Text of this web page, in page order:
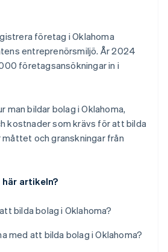
företag i Oklahoma
entreprenörsmiljö. År 2024
företagsansökningar in i
man bildar bolag i Oklahoma,
kostnader som krävs för att bilda
och granskningar från
artikeln?
bilda bolag i Oklahoma?
med att bilda bolag i Oklahoma?